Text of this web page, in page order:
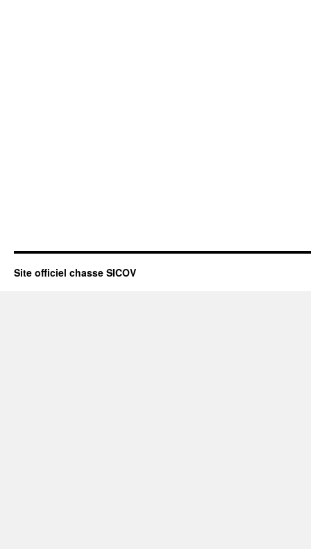
Site officiel chasse SICOV